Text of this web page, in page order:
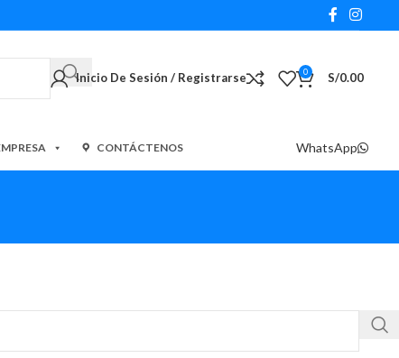
Inicio De Sesión / Registrarse 0 S/0.00
CONTÁCTENOS WhatsApp